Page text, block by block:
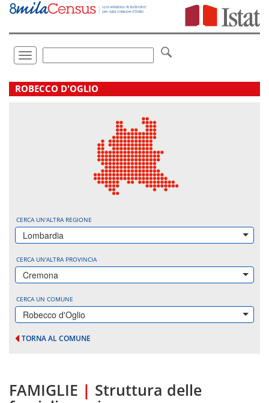
Vai
direttamente
Toggle
navigation
.
ROBECCO D'OGLIO
CERCA UN'ALTRA REGIONE
Lombardia
CERCA UN'ALTRA PROVINCIA
Cremona
CERCA UN COMUNE
Robecco d'Oglio
TORNA AL COMUNE
FAMIGLIE | Struttura delle